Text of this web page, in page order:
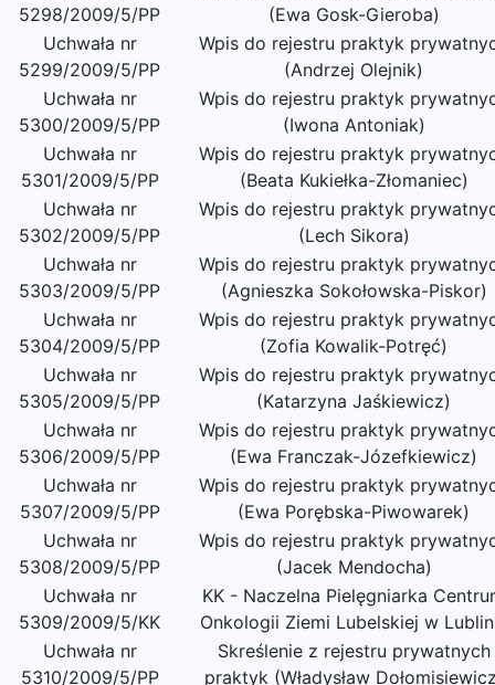
5298/2009/5/PP
(Ewa Gosk-Gieroba)
Uchwała nr
5299/2009/5/PP
Wpis do rejestru praktyk
(Andrzej Olejnik)
Uchwała nr
5300/2009/5/PP
Wpis do rejestru praktyk
(Iwona Antoniak)
Uchwała nr
5301/2009/5/PP
Wpis do rejestru praktyk
(Beata Kukiełka-Złomaniec)
Uchwała nr
5302/2009/5/PP
Wpis do rejestru praktyk
(Lech Sikora)
Uchwała nr
5303/2009/5/PP
Wpis do rejestru praktyk
(Agnieszka Sokołowska-Piskor)
Uchwała nr
5304/2009/5/PP
Wpis do rejestru praktyk
(Zofia Kowalik-Potręć)
Uchwała nr
5305/2009/5/PP
Wpis do rejestru praktyk
(Katarzyna Jaśkiewicz)
Uchwała nr
5306/2009/5/PP
Wpis do rejestru praktyk
(Ewa Franczak-Józefkiewicz)
Uchwała nr
5307/2009/5/PP
Wpis do rejestru praktyk
(Ewa Porębska-Piwowarek)
Uchwała nr
5308/2009/5/PP
Wpis do rejestru praktyk
(Jacek Mendocha)
Uchwała nr
5309/2009/5/KK
KK - Naczelna Pielęgniarka
Onkologii Ziemi Lubelskiej w
Uchwała nr
5310/2009/5/PP
Skreślenie z rejestru prywatnych
praktyk (Władysław